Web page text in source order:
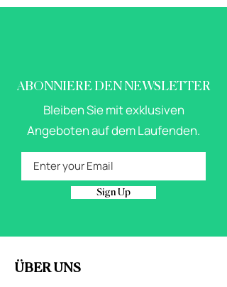
ABONNIERE DEN NEWSLETTER
Bleiben Sie mit exklusiven
Angeboten auf dem Laufenden.
Sign Up
ÜBER UNS